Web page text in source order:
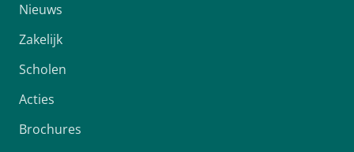
Nieuws
Zakelijk
Scholen
Acties
Brochures